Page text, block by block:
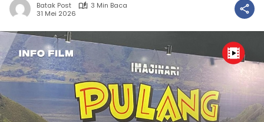
Batak Post
3 Min Baca
31 Mei 2026